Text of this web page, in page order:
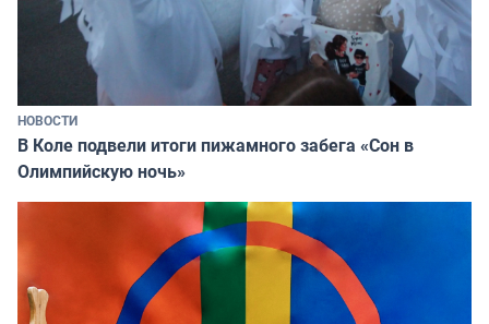
НОВОСТИ
В Коле подвели итоги пижамного забега «Сон в
Олимпийскую ночь»